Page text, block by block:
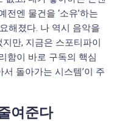
엔 물건을 ‘소유’하는
해졌다. 나 역시 음악을
만, 지금은 스포티파이
함이 바로 구독의 핵심
돌아가는 시스템’이 주
여준다